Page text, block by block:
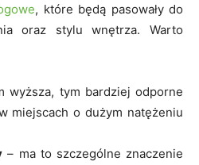
, które będą pasowały do
oraz stylu wnętrza. Warto
wyższa, tym bardziej odporne
miejscach o dużym natężeniu
– ma to szczególne znaczenie